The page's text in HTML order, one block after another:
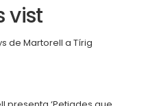
vist
de Martorell a Tírig